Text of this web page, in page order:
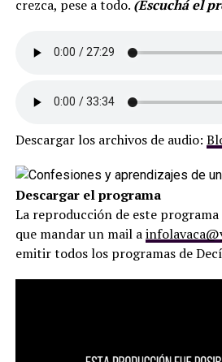
crezca, pese a todo. (Escuchá el
Descargar los archivos de audio:
Descargar el programa
La reproducción de este programa
que mandar un mail a
emitir todos los programas de